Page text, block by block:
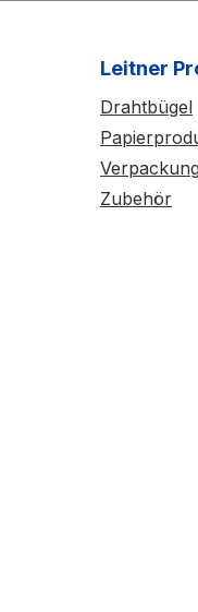
Leitner
Drahtbügel
Zubehör